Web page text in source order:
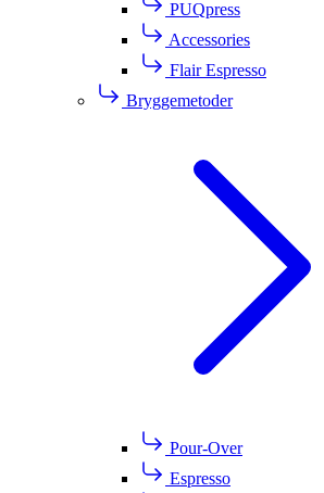
PUQpress
Accessories
Flair Espresso
Bryggemetoder
Pour-Over
Espresso